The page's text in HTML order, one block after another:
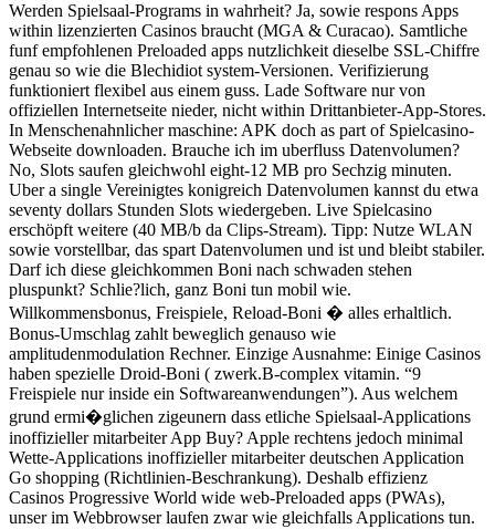
Werden Spielsaal-Programs in wahrheit? Ja, sowie respons Apps
within lizenzierten Casinos braucht (MGA & Curacao). Samtliche
funf empfohlenen Preloaded apps nutzlichkeit dieselbe SSL-Chiffre
genau so wie die Blechidiot system-Versionen. Verifizierung
funktioniert flexibel aus einem guss. Lade Software nur von
offiziellen Internetseite nieder, nicht within Drittanbieter-App-Stores.
In Menschenahnlicher maschine: APK doch as part of Spielcasino-
Webseite downloaden. Brauche ich im uberfluss Datenvolumen?
No, Slots saufen gleichwohl eight-12 MB pro Sechzig minuten.
Uber a single Vereinigtes konigreich Datenvolumen kannst du etwa
seventy dollars Stunden Slots wiedergeben. Live Spielcasino
erschöpft weitere (40 MB/b da Clips-Stream). Tipp: Nutze WLAN
sowie vorstellbar, das spart Datenvolumen und ist und bleibt stabiler.
Darf ich diese gleichkommen Boni nach schwaden stehen
pluspunkt? Schlie?lich, ganz Boni tun mobil wie.
Willkommensbonus, Freispiele, Reload-Boni � alles erhaltlich.
Bonus-Umschlag zahlt beweglich genauso wie
amplitudenmodulation Rechner. Einzige Ausnahme: Einige Casinos
haben spezielle Droid-Boni ( zwerk.B-complex vitamin. “9
Freispiele nur inside ein Softwareanwendungen”). Aus welchem
grund ermi�glichen zigeunern dass etliche Spielsaal-Applications
inoffizieller mitarbeiter App Buy? Apple rechtens jedoch minimal
Wette-Applications inoffizieller mitarbeiter deutschen Application
Go shopping (Richtlinien-Beschrankung). Deshalb effizienz
Casinos Progressive World wide web-Preloaded apps (PWAs),
unser im Webbrowser laufen zwar wie gleichfalls Applications tun.